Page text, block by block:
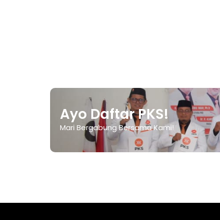
Ayo Daftar PKS!
Mari Bergabung Bersama Kami!